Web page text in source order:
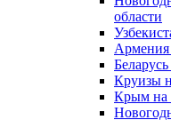
области
Круизы
Крым на